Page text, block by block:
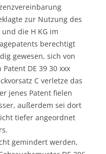
zur Nutzung des
und die H KG im
berechtigt
gewesen, sich von
DE 39 30 xxx
C verletze das
jenes Patent fielen
außerdem sei dort
tiefer angeordnet
gemindert werden,